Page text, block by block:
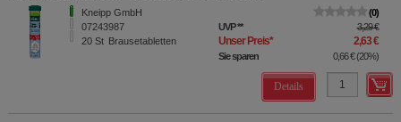
Kneipp GmbH
07243987
20 St Brausetabletten
0
UVP** 3,29 €
Unser Preis* 2,63 €
Sie sparen 0,66 €(20%)
Details